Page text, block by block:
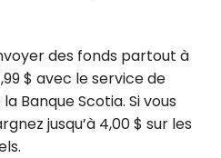
des fonds partout à
$ avec le service de
Banque Scotia. Si vous
jusqu’à 4,00 $ sur les